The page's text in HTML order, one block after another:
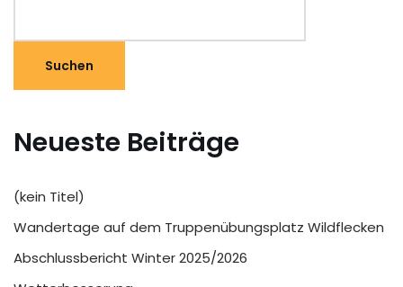
Suchen
Neueste Beiträge
(kein Titel)
Wandertage auf dem Truppenübungsplatz Wildflecken
Abschlussbericht Winter 2025/2026